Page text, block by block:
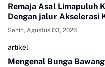
Remaja Asal Limapuluh
Dengan jalur Akselerasi
Senin, Agustus 03, 2026
artikel
Mengenal Bunga